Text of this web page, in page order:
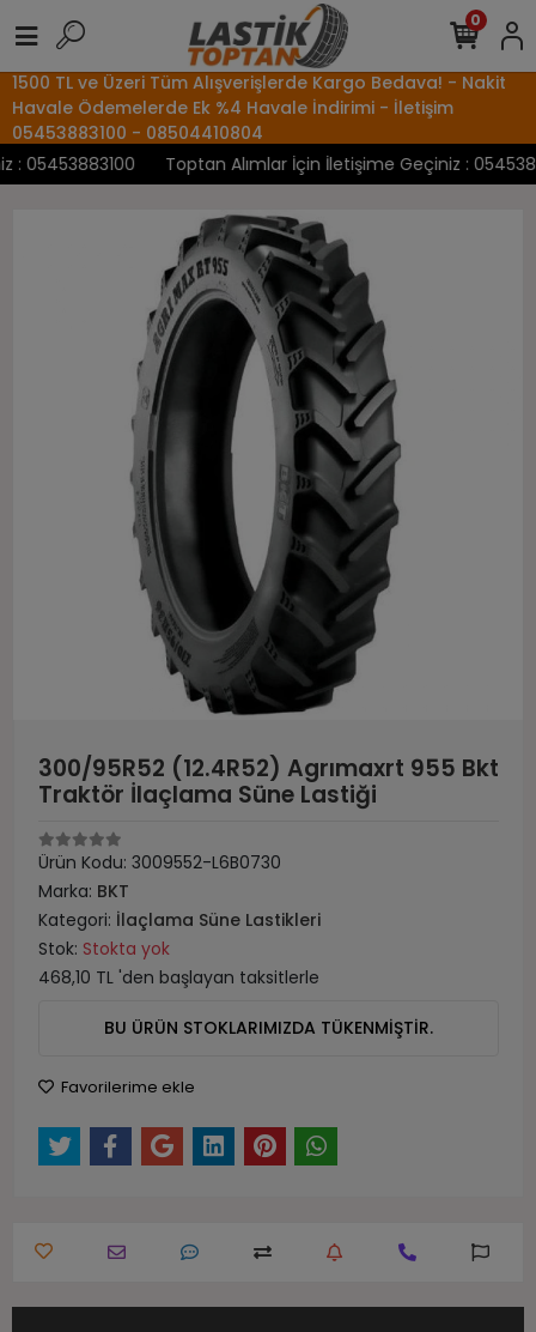
1500 TL ve Üzeri Tüm Alışverişlerde Kargo Bedava! - Nakit
Havale Ödemelerde Ek %4 Havale İndirimi - İletişim
05453883100 - 08504410804
Toptan Alımlar İçin İletişime Geçiniz :
0
300/95R52 (12.4R52) Agrımaxrt 955 Bkt
Traktör İlaçlama Süne Lastiği
Ürün Kodu: 3009552-L6B0730
Marka: BKT
Kategori: İlaçlama Süne Lastikleri
Stok: Stokta yok
468,10 TL 'den başlayan taksitlerle
BU ÜRÜN STOKLARIMIZDA TÜKENMİŞTİR.
Favorilerime ekle